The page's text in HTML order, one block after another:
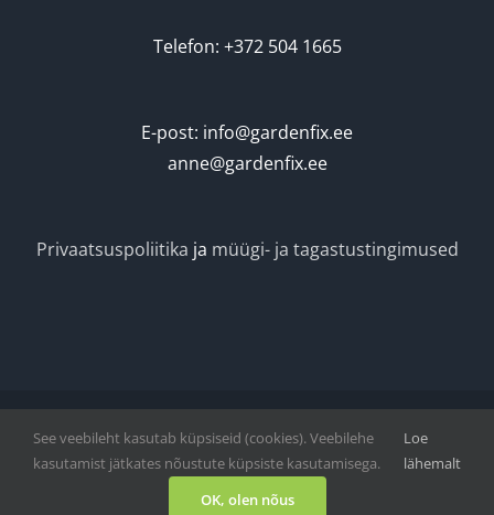
Telefon: +372 504 1665
E-post: info@gardenfix.ee
anne@gardenfix.ee
Privaatsuspoliitika ja müügi- ja tagastustingimused
Vihmategija| Copyright © 2020-2022. All Rights Reserved.
Facebook
See veebileht kasutab küpsiseid (cookies). Veebilehe
kasutamist jätkates nõustute küpsiste kasutamisega.
Loe
lähemalt
OK, olen nõus